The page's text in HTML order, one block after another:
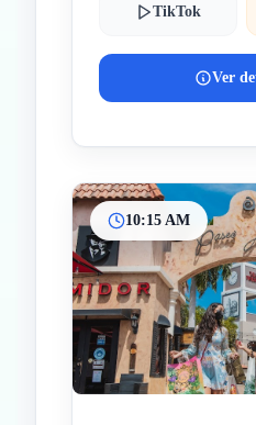
TikTok
Ver
10:15 AM